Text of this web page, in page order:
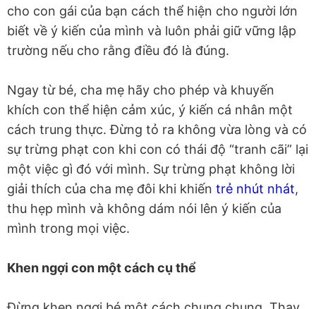
cho con gái của bạn cách thể hiện cho người lớn
biết về ý kiến của mình và luôn phải giữ vững lập
trường nếu cho rằng điều đó là đúng.
Ngay từ bé, cha mẹ hãy cho phép và khuyến
khích con thể hiện cảm xúc, ý kiến cá nhân một
cách trung thực. Đừng tỏ ra không vừa lòng và có
sự trừng phạt con khi con có thái độ “tranh cãi” lại
một việc gì đó với mình. Sự trừng phạt không lời
giải thích của cha mẹ đôi khi khiến trẻ nhút nhát,
thu hẹp mình và không dám nói lên ý kiến của
mình trong mọi việc.
Khen ngợi con một cách cụ thể